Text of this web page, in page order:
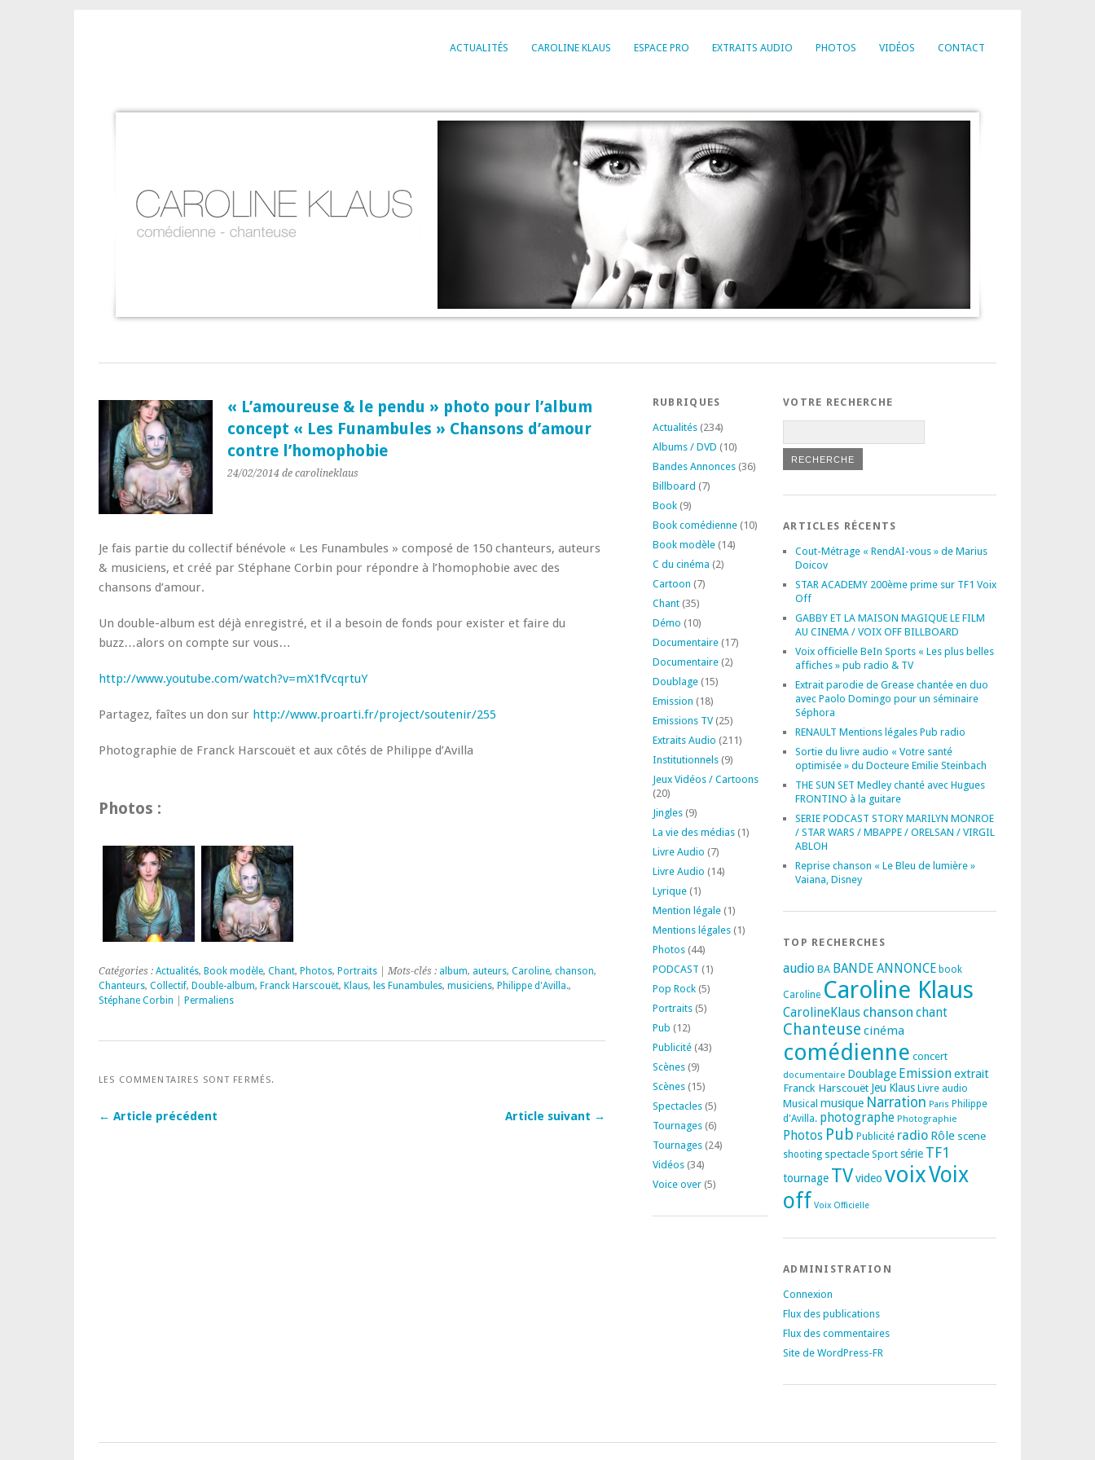
ACTUALITÉS CAROLINE KLAUS ESPACE PRO EXTRAITS AUDIO PHOTOS VIDÉOS CONTACT
« L’amoureuse & le pendu » photo pour l’album
concept « Les Funambules » Chansons d’amour
contre l’homophobie
24/02/2014 de carolineklaus
Je fais partie du collectif bénévole « Les Funambules » composé de 150 chanteurs, auteurs
& musiciens, et créé par Stéphane Corbin pour répondre à l’homophobie avec des
chansons d’amour.
Un double-album est déjà enregistré, et il a besoin de fonds pour exister et faire du
buzz…alors on compte sur vous…
http://www.youtube.com/watch?v=mX1fVcqrtuY
Partagez, faîtes un don sur http://www.proarti.fr/project/soutenir/255
Photographie de Franck Harscouët et aux côtés de Philippe d’Avilla
Photos :
Catégories : Actualités, Book modèle, Chant, Photos, Portraits | Mots-clés : album, auteurs, Caroline, chanson,
Chanteurs, Collectif, Double-album, Franck Harscouët, Klaus, les Funambules, musiciens, Philippe d'Avilla.,
Stéphane Corbin
Permaliens
LES COMMENTAIRES SONT FERMÉS.
← Article précédent Article suivant →
RUBRIQUES
Actualités(234)
Albums / DVD (10)
Bandes Annonces(36)
Billboard (7)
Book(9)
Book comédienne(10)
Book modèle(14)
C du cinéma (2)
Cartoon (7)
Chant(35)
Démo (10)
Documentaire(17)
Documentaire(2)
Doublage(15)
Emission (18)
Emissions TV(25)
Extraits Audio (211)
Institutionnels(9)
Jeux Vidéos / Cartoons
(20)
Jingles(9)
La vie des médias(1)
Livre Audio (7)
Livre Audio (14)
Lyrique(1)
Mention légale(1)
Mentions légales(1)
Photos(44)
PODCAST (1)
Pop Rock(5)
Portraits(5)
Pub (12)
Publicité(43)
Scènes(9)
Scènes(15)
Spectacles(5)
Tournages(6)
Tournages(24)
Vidéos(34)
Voice over(5)
VOTRE RECHERCHE
ARTICLES RÉCENTS
Cout-Métrage « RendAI-vous » de Marius
Doicov
STAR ACADEMY 200ème prime sur TF1 Voix
Off
GABBY ET LA MAISON MAGIQUE LE FILM
AU CINEMA / VOIX OFF BILLBOARD
Voix officielle BeIn Sports « Les plus belles
affiches » pub radio & TV
Extrait parodie de Grease chantée en duo
avec Paolo Domingo pour un séminaire
Séphora
RENAULT Mentions légales Pub radio
Sortie du livre audio « Votre santé
optimisée » du Docteure Emilie Steinbach
THE SUN SET Medley chanté avec Hugues
FRONTINO à la guitare
SERIE PODCAST STORY MARILYN MONROE
/ STAR WARS / MBAPPE / ORELSAN / VIRGIL
ABLOH
Reprise chanson « Le Bleu de lumière »
Vaiana, Disney
TOP RECHERCHES
audio BA BANDE ANNONCE book
Caroline Caroline Klaus
CarolineKlaus chanson chant
Chanteuse cinéma
comédienne concert
documentaire Doublage Emissionextrait
Franck Harscouët Jeu Klaus Livre audio
Musical musique Narration Paris Philippe
d'Avilla. photographe Photographie
Photos Pub Publicité radio Rôle scene
shooting spectacle Sport série TF1
tournage TVvideo voixVoix
off Voix Officielle
ADMINISTRATION
Connexion
Flux des publications
Flux des commentaires
Site de WordPress-FR